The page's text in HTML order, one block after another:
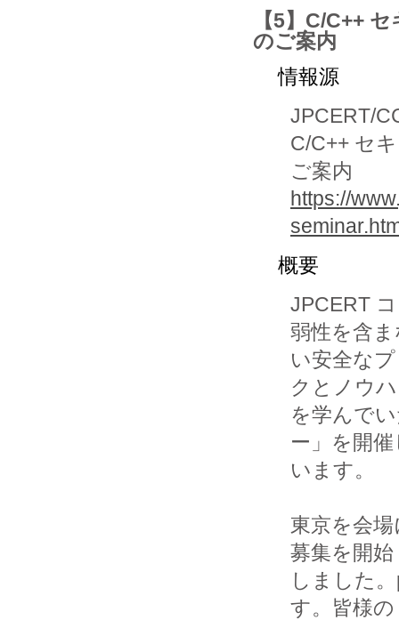
【5】C/C++
のご案内
情報源
JPCERT/
C/C++ セ
ご案内
https://
概要
JPCERT
弱性を含
い安全な
クとノウ
を学んで
ー」を開
います。
東京を会
募集を開始
しました
す。皆様の